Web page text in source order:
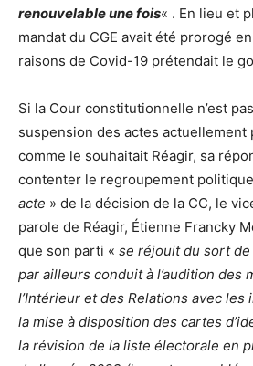
renouvelable une fois« . En lieu et
mandat du CGE avait été prorogé
raisons de Covid-19 prétendait le
Si la Cour constitutionnelle n’est
suspension des actes actuellement
comme le souhaitait Réagir, sa
contenter le regroupement
acte » de la décision de la CC, le
parole de Réagir, Étienne Francky
que son parti « se réjouit du sort
par ailleurs conduit à l’audition des
l’Intérieur et des Relations avec
la mise à disposition des cartes
la révision de la liste électorale en